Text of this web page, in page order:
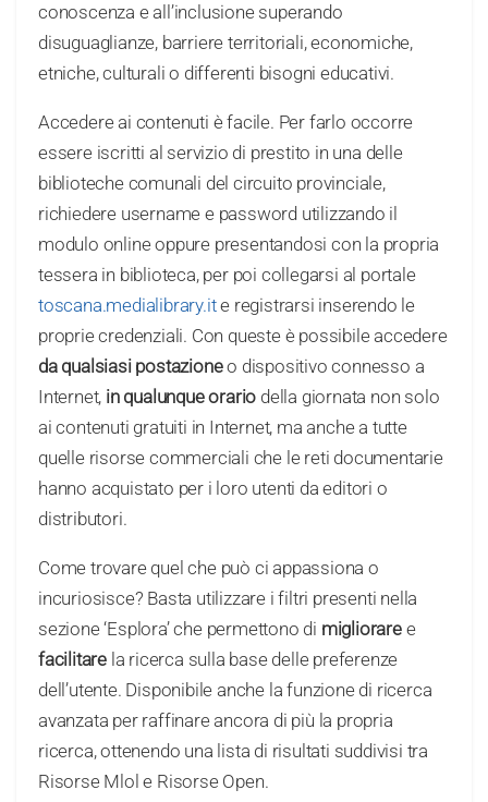
conoscenza e all’inclusione superando
disuguaglianze, barriere territoriali, economiche,
etniche, culturali o differenti bisogni educativi.
Accedere ai contenuti è facile. Per farlo occorre
essere iscritti al servizio di prestito in una delle
biblioteche comunali del circuito provinciale,
richiedere username e password utilizzando il
modulo online oppure presentandosi con la propria
tessera in biblioteca, per poi collegarsi al portale
toscana.medialibrary.ite registrarsi inserendo le
proprie credenziali. Con queste è possibile accedere
da qualsiasi postazioneo dispositivo connesso a
Internet, in qualunque orario della giornata non solo
ai contenuti gratuiti in Internet, ma anche a tutte
quelle risorse commerciali che le reti documentarie
hanno acquistato per i loro utenti da editori o
distributori.
Come trovare quel che può ci appassiona o
incuriosisce? Basta utilizzare i filtri presenti nella
sezione ‘Esplora’ che permettono di miglioraree
facilitare la ricerca sulla base delle preferenze
dell’utente. Disponibile anche la funzione di ricerca
avanzata per raffinare ancora di più la propria
ricerca, ottenendo una lista di risultati suddivisi tra
Risorse Mlol e Risorse Open.